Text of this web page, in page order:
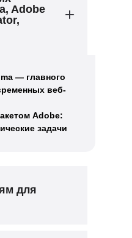
Adobe
— главного
веб-
Adobe:
задачи
для